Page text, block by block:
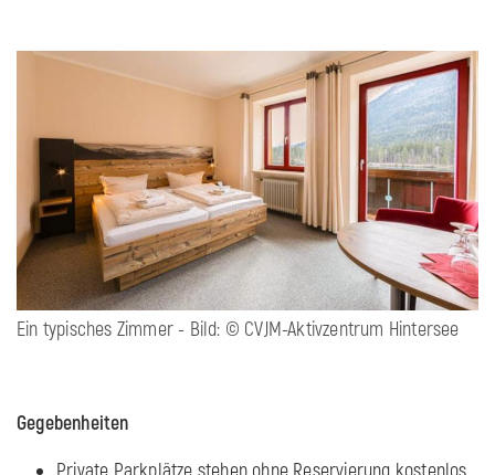
Ein typisches Zimmer - Bild: © CVJM-Aktivzentrum Hintersee
Gegebenheiten